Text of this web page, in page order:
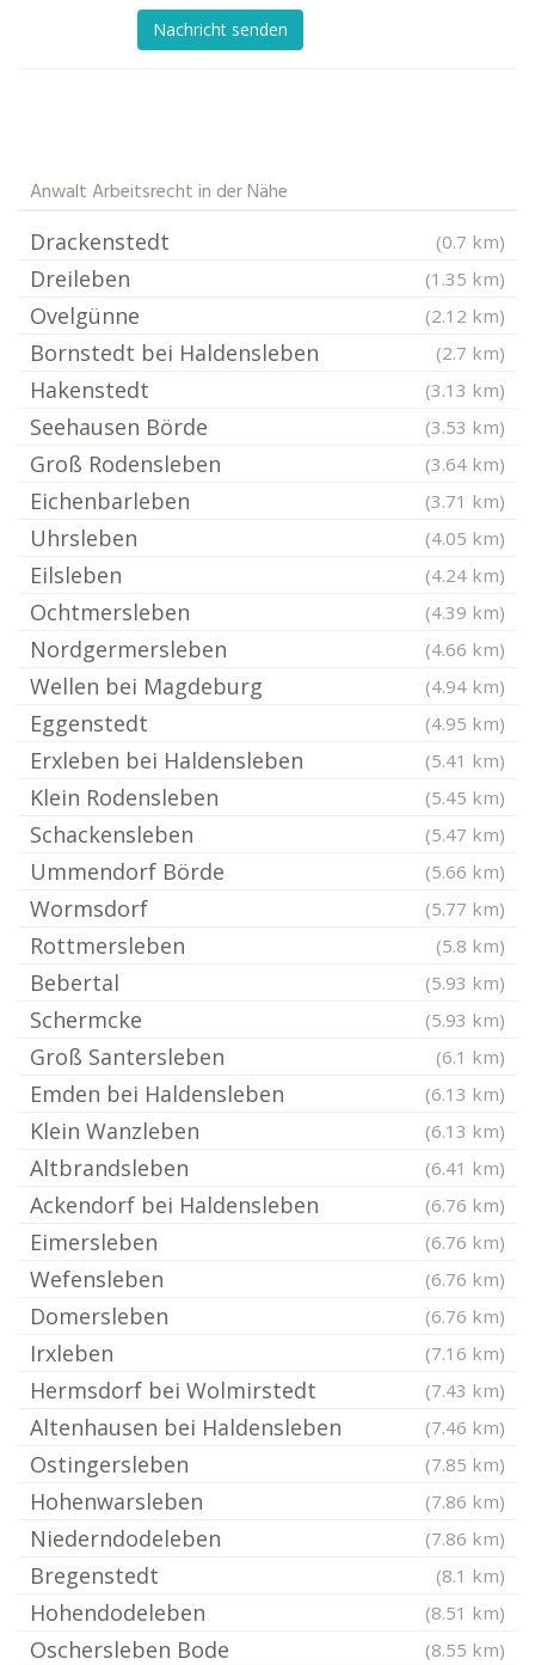
Nachricht senden
Anwalt Arbeitsrecht in der Nähe
Drackenstedt (0.7 km)
Dreileben (1.35 km)
Ovelgünne (2.12 km)
Bornstedt bei Haldensleben (2.7 km)
Hakenstedt (3.13 km)
Seehausen Börde (3.53 km)
Groß Rodensleben (3.64 km)
Eichenbarleben (3.71 km)
Uhrsleben (4.05 km)
Eilsleben (4.24 km)
Ochtmersleben (4.39 km)
Nordgermersleben (4.66 km)
Wellen bei Magdeburg (4.94 km)
Eggenstedt (4.95 km)
Erxleben bei Haldensleben (5.41 km)
Klein Rodensleben (5.45 km)
Schackensleben (5.47 km)
Ummendorf Börde (5.66 km)
Wormsdorf (5.77 km)
Rottmersleben (5.8 km)
Bebertal (5.93 km)
Schermcke (5.93 km)
Groß Santersleben (6.1 km)
Emden bei Haldensleben (6.13 km)
Klein Wanzleben (6.13 km)
Altbrandsleben (6.41 km)
Ackendorf bei Haldensleben (6.76 km)
Eimersleben (6.76 km)
Wefensleben (6.76 km)
Domersleben (6.76 km)
Irxleben (7.16 km)
Hermsdorf bei Wolmirstedt (7.43 km)
Altenhausen bei Haldensleben (7.46 km)
Ostingersleben (7.85 km)
Hohenwarsleben (7.86 km)
Niederndodeleben (7.86 km)
Bregenstedt (8.1 km)
Hohendodeleben (8.51 km)
Oschersleben Bode (8.55 km)